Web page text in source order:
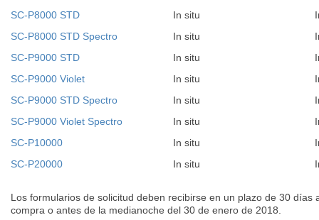
SC-P8000 STD
In situ
SC-P8000 STD Spectro
In situ
SC-P9000 STD
In situ
SC-P9000 Violet
In situ
SC-P9000 STD Spectro
In situ
SC-P9000 Violet Spectro
In situ
SC-P10000
In situ
SC-P20000
In situ
Los formularios de solicitud deben recibirse en un plazo de 30 días
compra o antes de la medianoche del 30 de enero de 2018.